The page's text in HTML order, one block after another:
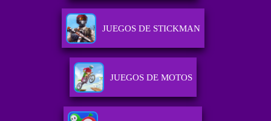
JUEGOS DE STICKMAN
JUEGOS DE MOTOS